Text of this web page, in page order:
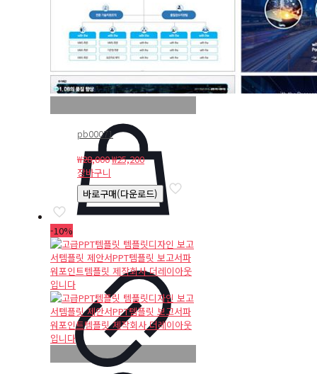
pb00071
₩28,000원
가
격:
₩28,000.
₩25,200현
가
격:
₩25,200.
장바구니
바로구매(다운로드)
-10%